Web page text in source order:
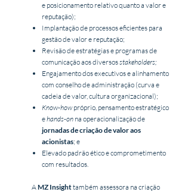
e posicionamento relativo quanto a valor e
reputação);
Implantação de processos eficientes para
gestão de valor e reputação;
Revisão de estratégias e programas de
comunicação aos diversosstakeholders;
Engajamento dos executivos e alinhamento
com conselho de administração (curva e
cadeia de valor, cultura organizacional);
Know-howpróprio, pensamento estratégico
ehands-on na operacionalização de
jornadas de criação de valor aos
acionistas; e
Elevado padrão ético e comprometimento
com resultados.
AMZ Insighttambém assessora na criação